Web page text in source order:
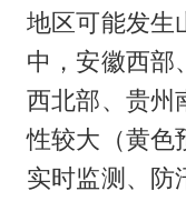
地区可能发生
中，安徽西部
西北部、贵州
性较大（黄色
实时监测、防